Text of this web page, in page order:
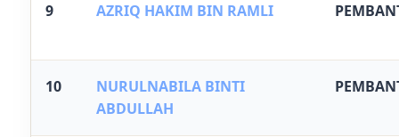
9 AZRIQ HAKIM BIN RAMLI
10
NURULNABILA BINTI
ABDULLAH